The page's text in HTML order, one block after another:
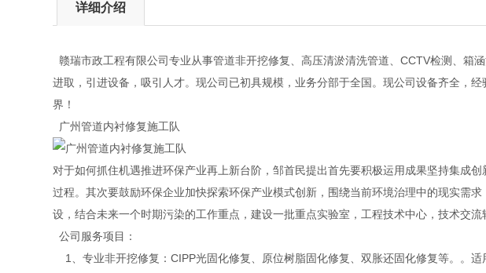
详细介绍
赣瑞市政工程有限公司专业从事管道非开挖修复、高压清淤清洗管道、CCTV检测、
进取，引进设备，吸引人才。现公司已初具规模，业务分部于全国。现公司设备齐全，
界！
广州管道内衬修复施工队
对于如何抓住机遇推进环保产业再上新台阶，邹首民提出首先要积极运用成果坚持集成
过程。其次要鼓励环保企业加快探索环保产业模式创新，围绕当前环境治理中的现实需
设，结合未来一个时期污染的工作重点，建设一批重点实验室，工程技术中心，技术交
公司服务项目：
1、专业非开挖修复：CIPP光固化修复、原位树脂固化修复、双胀还固化修复等。。适